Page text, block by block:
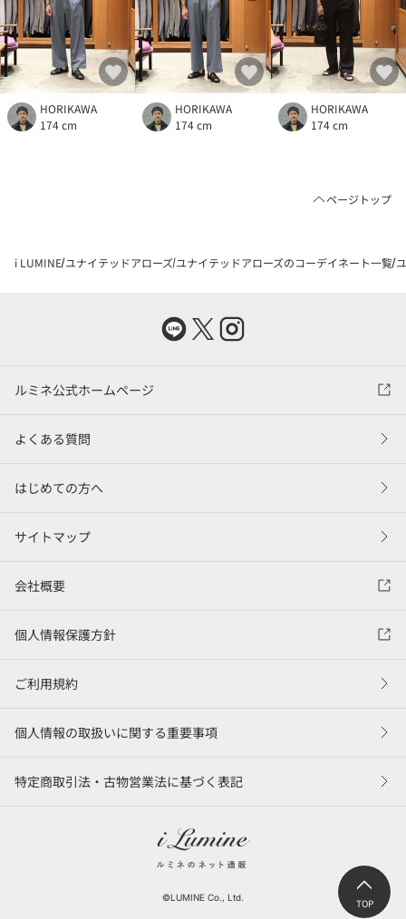
HORIKAWA
174 cm
HORIKAWA
174 cm
HORIKAWA
174 cm
TOP
ページトップ
i LUMINE ユナイテッドアローズ ユナイテッドアローズのコーデイネート一覧
ルミネ公式ホームページ
よくある質問
はじめての方へ
サイトマップ
会社概要
個人情報保護方針
ご利用規約
個人情報の取扱いに関する重要事項
特定商取引法・古物営業法に基づく表記
©LUMINE Co., Ltd.